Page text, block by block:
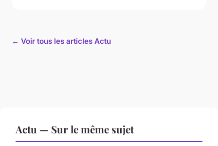
← Voir tous les articles Actu
Actu — Sur le même sujet